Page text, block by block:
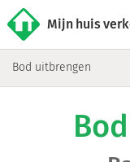
Mijn huis
Bod uitbrengen